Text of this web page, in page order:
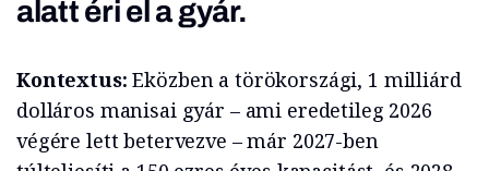
alatt éri el a gyár.
Kontextus: Eközben a törökországi, 1 milliárd
dolláros manisai gyár – ami eredetileg 2026
végére lett betervezve – már 2027-ben